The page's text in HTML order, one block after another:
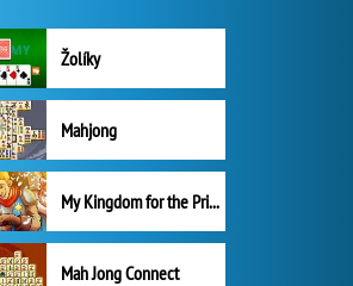
Žolíky
Mahjong
My Kingdom for the Princess Plná verze
Mah Jong Connect